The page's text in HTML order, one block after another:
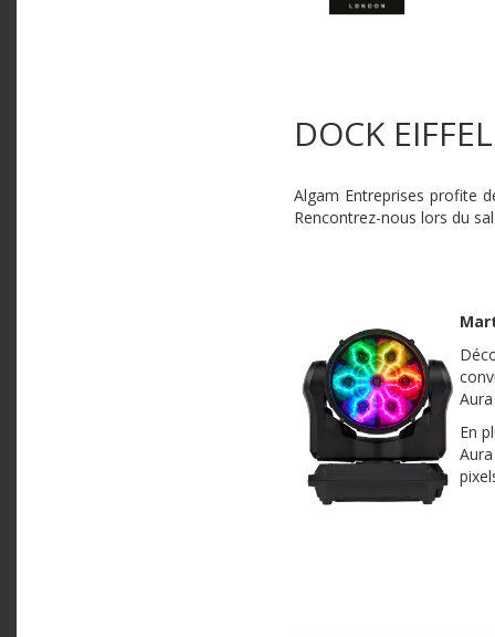
DOCK
Algam Entreprises profite
Rencontrez-nous lors du
En